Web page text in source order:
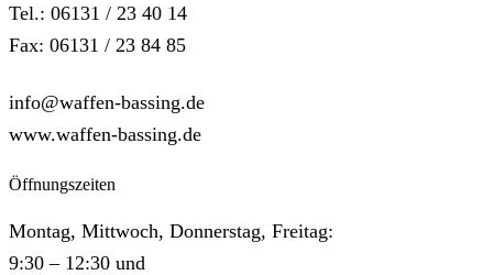
Tel.: 06131 / 23 40 14
Fax: 06131 / 23 84 85
info@waffen-bassing.de
www.waffen-bassing.de
Öffnungszeiten
Montag, Mittwoch, Donnerstag, Freitag:
9:30 – 12:30 und